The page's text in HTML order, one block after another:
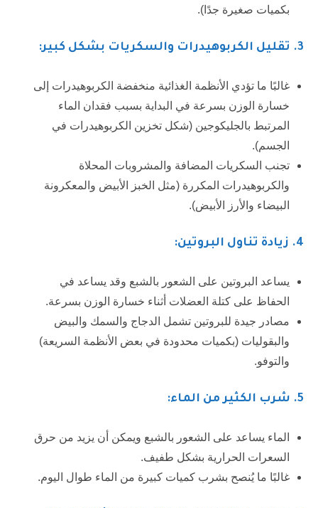
بكميات صغيرة جدًا).
3. تقليل الكربوهيدرات والسكريات بشكل كبير:
غالبًا ما تؤدي الأنظمة الغذائية منخفضة الكربوهيدرات إلى
خسارة الوزن بسرعة في البداية بسبب فقدان الماء
المرتبط بالجليكوجين (شكل تخزين الكربوهيدرات في
الجسم).
تجنب السكريات المضافة والمشروبات المحلاة
والكربوهيدرات المكررة (مثل الخبز الأبيض والمعكرونة
البيضاء والأرز الأبيض).
4. زيادة تناول البروتين:
يساعد البروتين على الشعور بالشبع وقد يساعد في
الحفاظ على كتلة العضلات أثناء خسارة الوزن بسرعة.
مصادر جيدة للبروتين تشمل الدجاج والسمك والبيض
والبقوليات (بكميات محدودة في بعض الأنظمة السريعة)
والتوفو.
5. شرب الكثير من الماء:
الماء يساعد على الشعور بالشبع ويمكن أن يزيد من حرق
السعرات الحرارية بشكل طفيف.
غالبًا ما يُنصح بشرب كميات كبيرة من الماء طوال اليوم.